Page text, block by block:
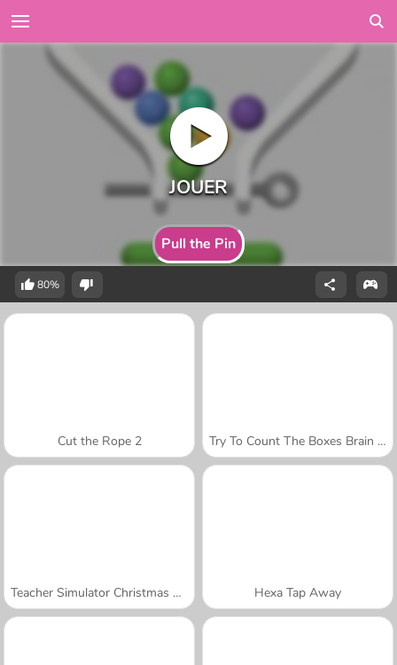
Pull the Pin
80%
Cut the Rope 2 Try To Count The Boxes Brain Training
Teacher Simulator Christmas Exam Hexa Tap Away